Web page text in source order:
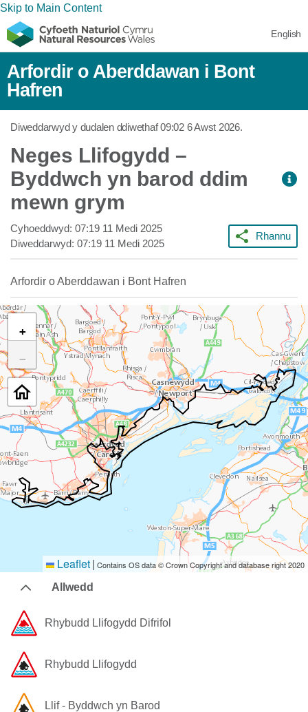
Skip to Main Content
English
Arfordir o Aberddawan i Bont
Hafren
Diweddarwyd y dudalen ddiwethaf09:02 6 Awst 2026.
Neges Llifogydd –
Byddwch yn barod ddim
mewn grym
Cyhoeddwyd: 07:19 11 Medi 2025
Diweddarwyd: 07:19 11 Medi 2025
Rhannu
Arfordir o Aberddawan i Bont Hafren
+
−
Leaflet| Contains OS data © Crown Copyright and database right 2020
Allwedd
Rhybudd ​Llifogydd ​Difrifol
Rhybudd Llifogydd
Llif - Byddwch yn Barod